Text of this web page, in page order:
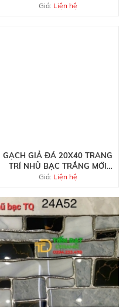
Giá: Liện hệ
GẠCH GIẢ ĐÁ 20X40 TRANG
TRÍ NHŨ BẠC TRẮNG MỚI
NHẤT
Giá: Liện hệ